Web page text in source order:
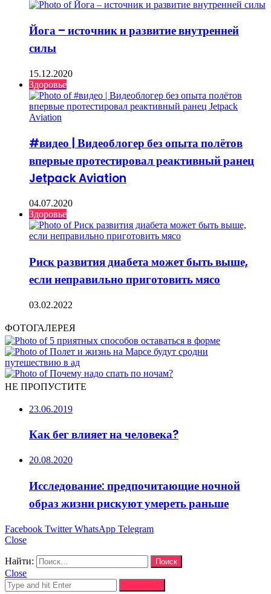
Йога – источник и развитие внутренней
силы
15.12.2020
Здоровье
#видео | Видеоблогер без опыта полётов
впервые протестировал реактивный ранец
Jetpack Aviation
04.07.2020
Здоровье
Риск развития диабета может быть выше,
если неправильно приготовить мясо
03.02.2022
ФОТОГАЛЕРЕЯ
НЕ ПРОПУСТИТЕ
23.06.2019
Как бег влияет на человека?
20.08.2020
Исследование: предпочитающие ночной
образ жизни рискуют умереть раньше
Facebook Twitter WhatsApp Telegram
Close
Найти:
Close